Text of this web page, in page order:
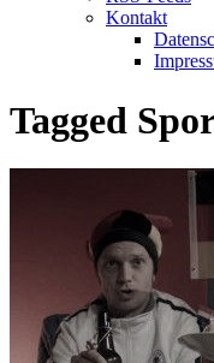
Kontakt
Tagged